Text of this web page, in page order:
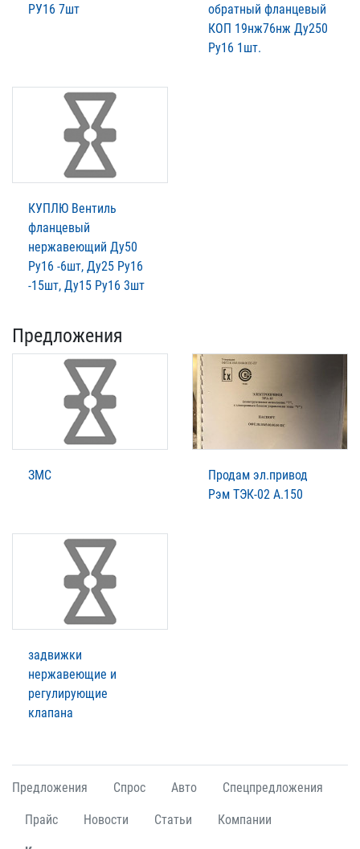
РУ16 7шт
обратный фланцевый
КОП 19нж76нж Ду250
Ру16 1шт.
КУПЛЮ Вентиль
фланцевый
нержавеющий Ду50
Ру16 -6шт, Ду25 Ру16
-15шт, Ду15 Ру16 3шт
Предложения
ЗМС
Продам эл.привод
Рэм ТЭК-02 А.150
задвижки
нержавеющие и
регулирующие
клапана
Предложения Спрос Авто Спецпредложения
Прайс Новости Статьи Компании